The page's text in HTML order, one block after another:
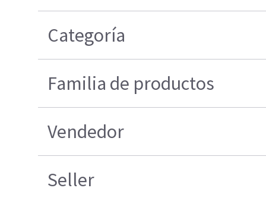
Categoría
Familia de productos
Vendedor
Seller